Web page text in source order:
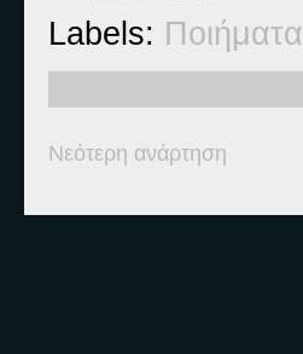
Labels: Ποιήματα
Νεότερη ανάρτηση